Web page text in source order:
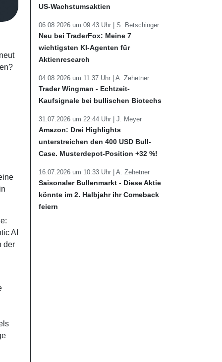
AI
der
US-Wachstumsaktien
06.08.2026 um 09:43 Uhr | S. Betschinger
Neu bei TraderFox: Meine 7
wichtigsten KI-Agenten für
Aktienresearch
04.08.2026 um 11:37 Uhr | A. Zehetner
Trader Wingman - Echtzeit-
Kaufsignale bei bullischen Biotechs
31.07.2026 um 22:44 Uhr | J. Meyer
Amazon: Drei Highlights
unterstreichen den 400 USD Bull-
Case. Musterdepot-Position +32 %!
16.07.2026 um 10:33 Uhr | A. Zehetner
Saisonaler Bullenmarkt - Diese Aktie
könnte im 2. Halbjahr ihr Comeback
feiern